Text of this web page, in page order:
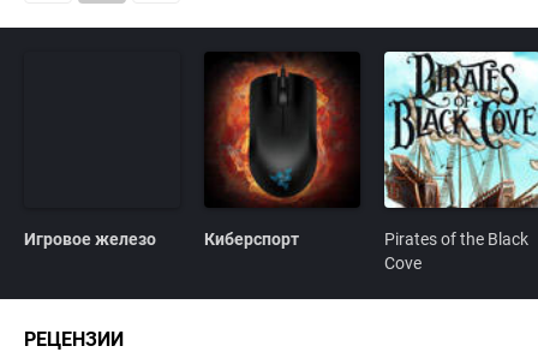
Игровое железо Киберспорт
Pirates of the Black
Cove
РЕЦЕНЗИИ